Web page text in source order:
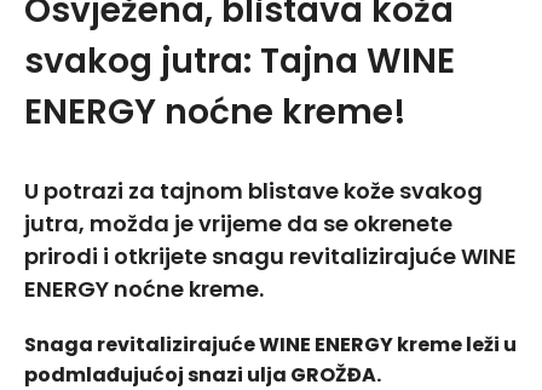
Osvježena, blistava koža
svakog jutra: Tajna WINE
ENERGY noćne kreme!
U potrazi za tajnom blistave kože svakog
jutra, možda je vrijeme da se okrenete
prirodi i otkrijete snagu revitalizirajuće WINE
ENERGY noćne kreme.
Snaga revitalizirajuće WINE ENERGY kreme leži u
podmlađujućoj snazi ulja GROŽĐA.